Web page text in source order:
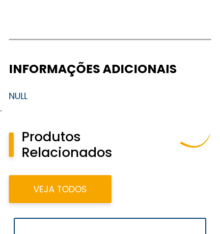
INFORMAÇÕES ADICIONAIS
NULL
.
Produtos
Relacionados
VEJA TODOS